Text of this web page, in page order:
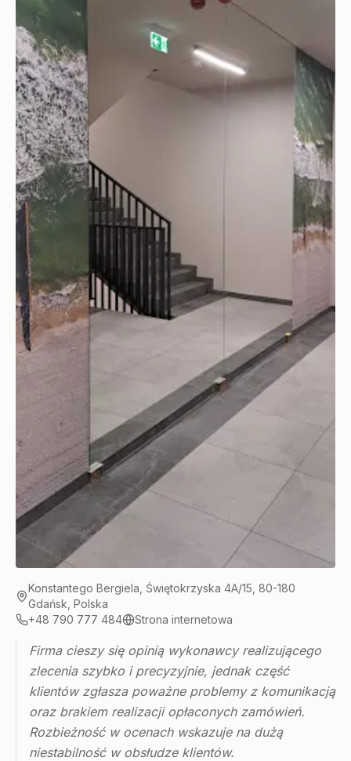
Konstantego Bergiela, Świętokrzyska 4A/15, 80-180
Gdańsk, Polska
+48 790 777 484
Strona internetowa
Firma cieszy się opinią wykonawcy realizującego
zlecenia szybko i precyzyjnie, jednak część
klientów zgłasza poważne problemy z komunikacją
oraz brakiem realizacji opłaconych zamówień.
Rozbieżność w ocenach wskazuje na dużą
niestabilność w obsłudze klientów.